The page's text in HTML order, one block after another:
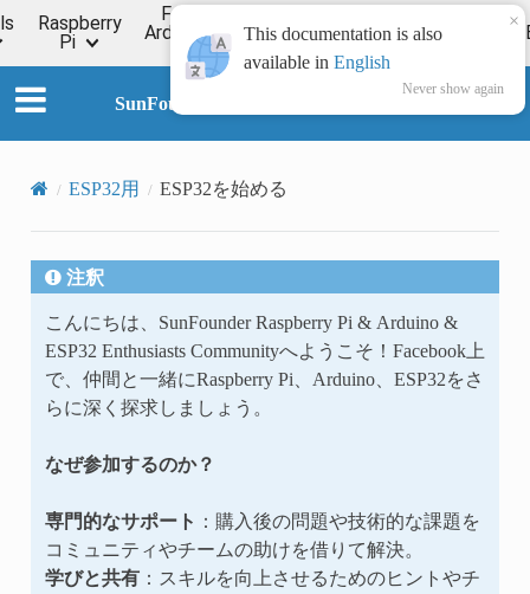
Raspberry
Pi
For
Arduino
ESP32
Online
Tutorial
Forum
SunFounder Universal Maker Sensor Kit
ESP32用 ESP32を始める
注釈
こんにちは、SunFounder Raspberry Pi & Arduino &
ESP32 Enthusiasts Communityへようこそ！Facebook上
で、仲間と一緒にRaspberry Pi、Arduino、ESP32をさ
らに深く探求しましょう。
なぜ参加するのか？
専門的なサポート
：購入後の問題や技術的な課題を
コミュニティやチームの助けを借りて解決。
学びと共有：スキルを向上させるためのヒントやチ
This documentation is also
available in English
Never show again
×